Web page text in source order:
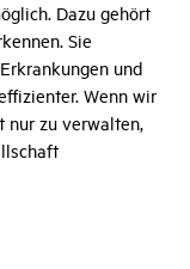
Dazu gehört
Sie
und
Wenn wir
nur zu verwalten,